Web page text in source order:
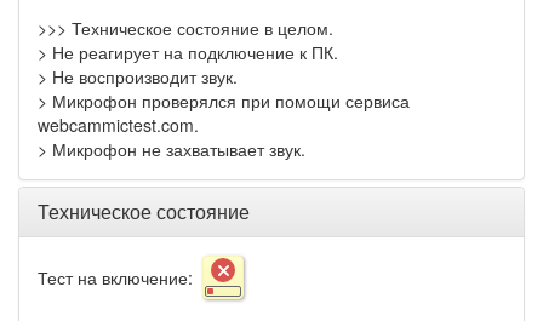
>>> Техническое состояние в целом.
> Не реагирует на подключение к ПК.
> Не воспроизводит звук.
> Микрофон проверялся при помощи сервиса
webcammictest.com.
> Микрофон не захватывает звук.
Техническое состояние
Тест на включение: